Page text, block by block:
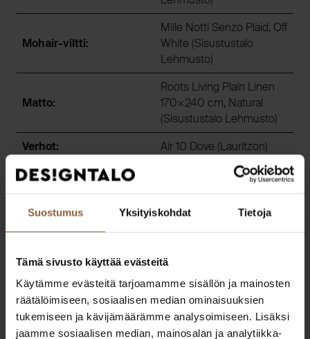
Suostumus Yksityiskohdat Tietoja
Tämä sivusto käyttää evästeitä
Käytämme evästeitä tarjoamamme sisällön ja mainosten
räätälöimiseen, sosiaalisen median ominaisuuksien
tukemiseen ja kävijämäärämme analysoimiseen. Lisäksi
jaamme sosiaalisen median, mainosalan ja analytiikka-
Mohair-viltti:
Mille Notti Senzo Plaid, Off
White (Sisustustalo
Lehmusto)
Matto:
Roots Living Plain Linen
170×240 cm, Natural
(Sisustustalo Lehmusto)
Verhot:
Air 10 Dove (Lauritzon)
(Monitoimex
Taideteos:
sekatekniikka puulle
120×80 cm (SiljArt)
Lasten makuuhuone MH3 (10,1 m2)